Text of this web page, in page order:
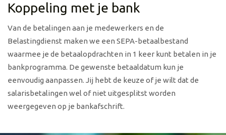
Koppeling met je bank
Van de betalingen aan je medewerkers en de
Belastingdienst maken we een SEPA-betaalbestand
waarmee je de betaalopdrachten in 1 keer kunt betalen in je
bankprogramma. De gewenste betaaldatum kun je
eenvoudig aanpassen. Jij hebt de keuze of je wilt dat de
salarisbetalingen wel of niet uitgesplitst worden
weergegeven op je bankafschrift.